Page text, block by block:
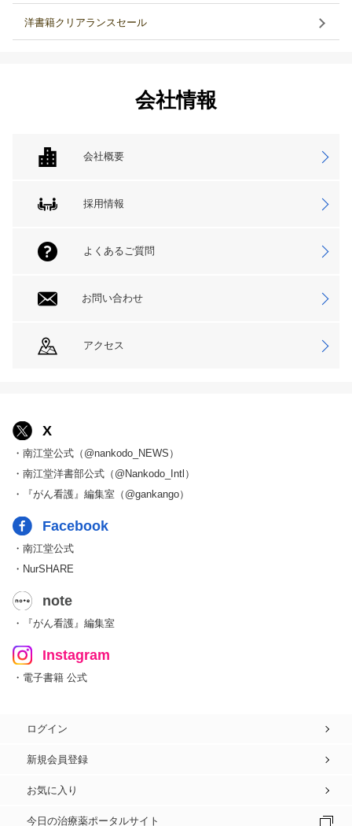
洋書籍クリアランスセール
会社情報
会社概要
採用情報
よくあるご質問
お問い合わせ
アクセス
X
・南江堂公式（@nankodo_NEWS）
・南江堂洋書部公式（@Nankodo_Intl）
・『がん看護』編集室（@gankango）
Facebook
・南江堂公式
・NurSHARE
note
・『がん看護』編集室
Instagram
・電子書籍 公式
ログイン
新規会員登録
お気に入り
今日の治療薬ポータルサイト